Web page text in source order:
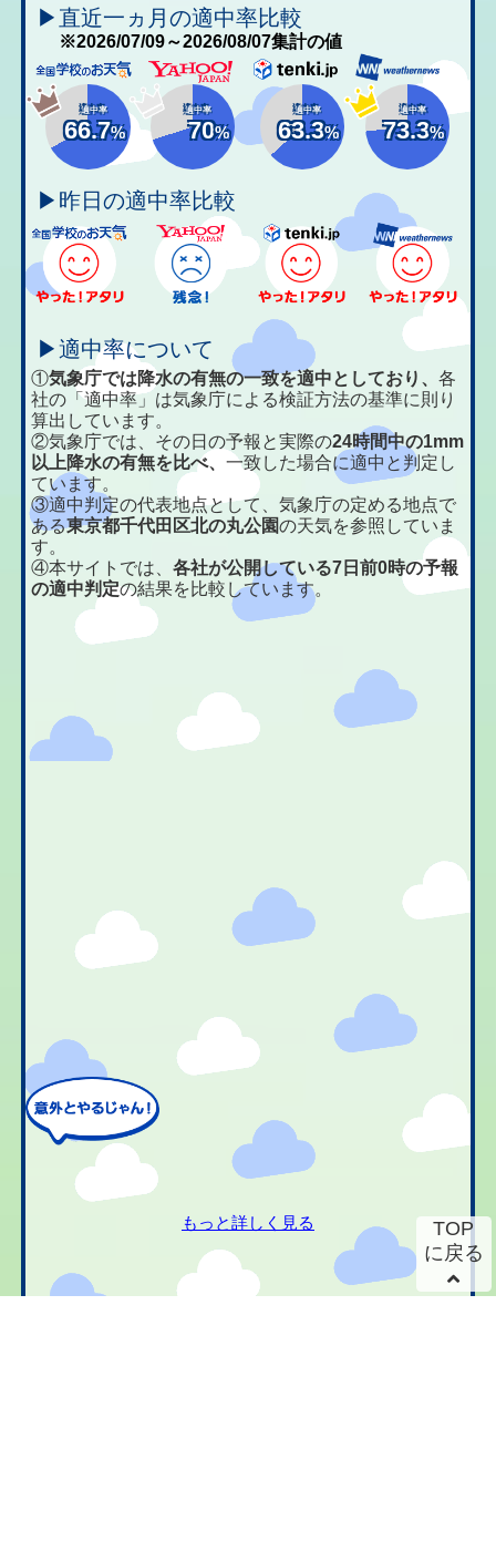
▶直近一ヵ月の適中率比較
※2026/07/09～2026/08/07集計の値
適中率
66.7%
適中率
70%
適中率
63.3%
適中率
73.3%
▶昨日の適中率比較
▶適中率について
①気象庁では降水の有無の一致を適中としており、各
社の「適中率」は気象庁による検証方法の基準に則り
算出しています。
②気象庁では、その日の予報と実際の24時間中の1mm
以上降水の有無を比べ、一致した場合に適中と判定し
ています。
③適中判定の代表地点として、気象庁の定める地点で
ある東京都千代田区北の丸公園の天気を参照していま
す。
④本サイトでは、各社が公開している7日前0時の予報
の適中判定の結果を比較しています。
もっと詳しく見る
TOP
に戻る